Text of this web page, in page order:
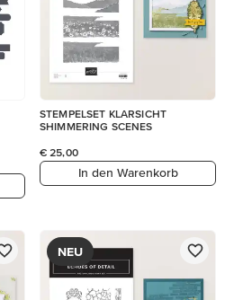
STEMPELSET KLARSICHT
SHIMMERING SCENES
€ 25,00
In den Warenkorb
NEU